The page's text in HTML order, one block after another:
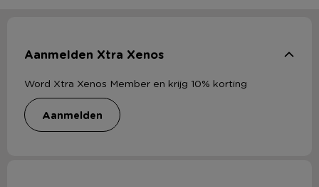
Aanmelden Xtra Xenos
Word Xtra Xenos Member en krijg 10% korting
aanmelden